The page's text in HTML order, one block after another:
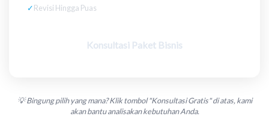
✓Revisi Hingga Puas
Konsultasi Paket Bisnis
💡 Bingung pilih yang mana? Klik tombol "Konsultasi Gratis" di atas, kami
akan bantu analisakan kebutuhan Anda.